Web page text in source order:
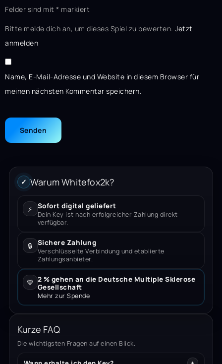
Felder sind mit * markiert
Bitte melde dich an, um dieses Spiel zu bewerten. Jetzt
anmelden
Name, E-Mail-Adresse und Website in diesem Browser für
meinen nächsten Kommentar speichern.
✓ Warum Whitefox2k?
⚡ Sofort digital geliefert
Dein Key ist nach erfolgreicher Zahlung direkt
verfügbar.
🔒 Sichere Zahlung
Verschlüsselte Verbindung und etablierte
Zahlungsanbieter.
💙 2 % gehen an die Deutsche Multiple Sklerose
Gesellschaft
Mehr zur Spende
Kurze FAQ
Die wichtigsten Fragen auf einen Blick.